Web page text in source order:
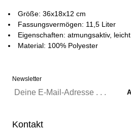
Größe: 36x18x12 cm
Fassungsvermögen: 11,5 Liter
Eigenschaften: atmungsaktiv, leicht
Material: 100% Polyester
Newsletter
Kontakt